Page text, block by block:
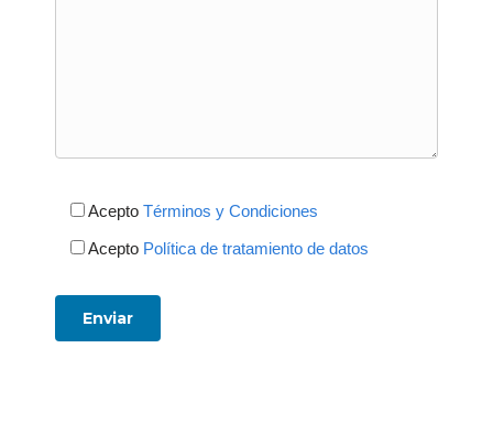
Acepto Términos y Condiciones
Acepto Política de tratamiento de datos